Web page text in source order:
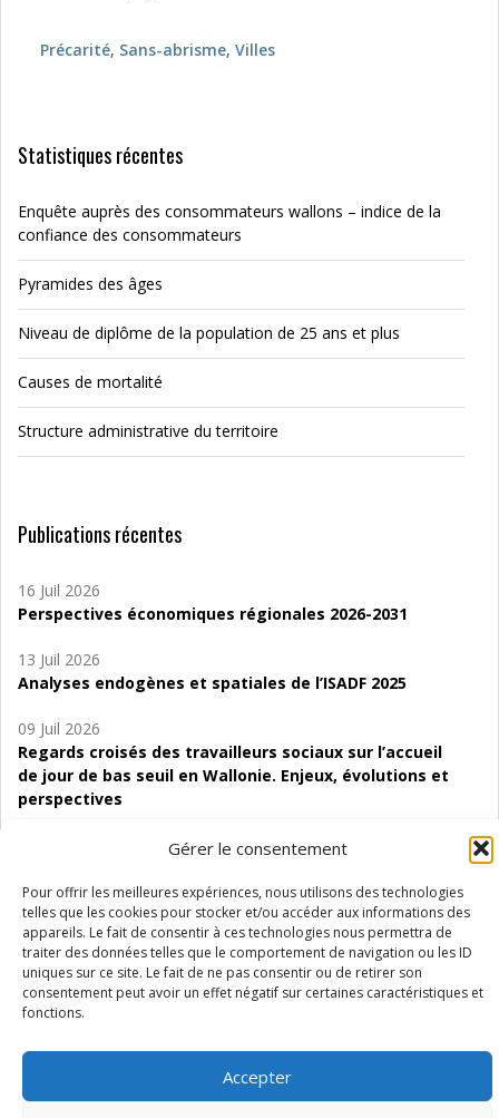
Gérer le consentement
Pour offrir les meilleures expériences, nous utilisons des technologies
telles que les cookies pour stocker et/ou accéder aux informations des
appareils. Le fait de consentir à ces technologies nous permettra de
traiter des données telles que le comportement de navigation ou les ID
uniques sur ce site. Le fait de ne pas consentir ou de retirer son
consentement peut avoir un effet négatif sur certaines caractéristiques et
fonctions.
Accepter
Précarité, Sans-abrisme, Villes
Statistiques récentes
Enquête auprès des consommateurs wallons – indice de la
confiance des consommateurs
Pyramides des âges
Niveau de diplôme de la population de 25 ans et plus
Causes de mortalité
Structure administrative du territoire
Publications récentes
16 Juil 2026
Perspectives économiques régionales 2026-2031
13 Juil 2026
Analyses endogènes et spatiales de l’ISADF 2025
09 Juil 2026
Regards croisés des travailleurs sociaux sur l’accueil
de jour de bas seuil en Wallonie. Enjeux, évolutions et
perspectives
d’accompagnement à l’autocréation d’emploi (SAACE)
01 Juil 2026
Pénurie du personnel infirmier :quels indicateurs
d’offre de soins pour comprendre la situation en
Wallonie ?